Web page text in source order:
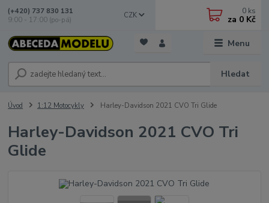
Menu
CZK
Hledat
(+420) 737 830 131
9:00 - 17:00 (po-pá)
0 ks
za 0 Kč
Úvod 1:12 Motocykly Harley-Davidson 2021 CVO Tri Glide
Harley-Davidson 2021 CVO Tri
Glide